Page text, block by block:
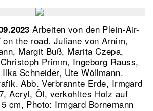
Arbeiten von den Plein-Air-
on the road. Juliane von Arnim,
Margit Buß, Marita Czepa,
Primm, Ingeborg Rauss,
Schneider, Ute Wöllmann.
Abb. Verbrannte Erde, Irmgard
Acryl, Öl, verkohltes Holz auf
cm, Photo: Irmgard Bornemann